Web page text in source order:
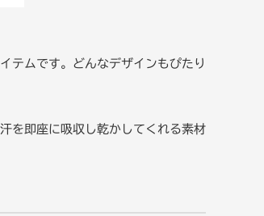
テムです。どんなデザインもぴたり
を即座に吸収し乾かしてくれる素材